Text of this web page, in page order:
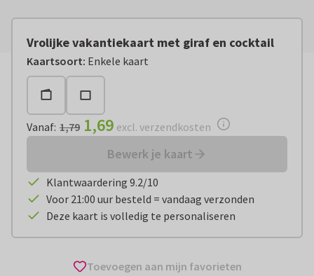
Vrolijke vakantiekaart met giraf en cocktail
Kaartsoort: Enkele kaart
Vanaf:€ 1,69 excl. verzendkosten
Vanaf: 1,79 1,69 excl. verzendkosten
Bewerk je kaart
Klantwaardering 9.2/10
Voor 21:00 uur besteld = vandaag verzonden
Deze kaart is volledig te personaliseren
Toevoegen aan mijn favorieten